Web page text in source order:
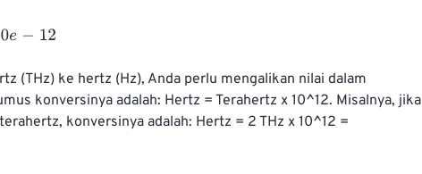
(THz) ke hertz (Hz), Anda perlu mengalikan nilai dalam
konversinya adalah: Hertz = Terahertz x 10^12. Misalnya, jika
konversinya adalah: Hertz = 2 THz x 10^12 =